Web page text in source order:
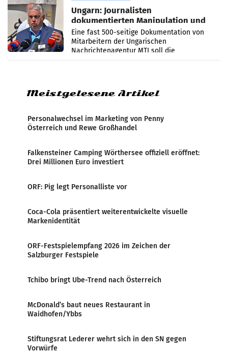
Ungarn: Journalisten
dokumentierten Manipulation und
Zensur
Eine fast 500-seitige Dokumentation von
Mitarbeitern der Ungarischen
Nachrichtenagentur MTI soll die
systematische Nachrichten-Manipulation und
Meistgelesene Artikel
Personalwechsel im Marketing von Penny
Österreich und Rewe Großhandel
Falkensteiner Camping Wörthersee offiziell eröffnet:
Drei Millionen Euro investiert
ORF: Pig legt Personalliste vor
Coca-Cola präsentiert weiterentwickelte visuelle
Markenidentität
ORF-Festspielempfang 2026 im Zeichen der
Salzburger Festspiele
Tchibo bringt Ube-Trend nach Österreich
McDonald’s baut neues Restaurant in
Waidhofen/Ybbs
Stiftungsrat Lederer wehrt sich in den SN gegen
Vorwürfe